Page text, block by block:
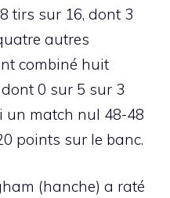
tirs sur 16, dont 3
autres
combiné huit
0 sur 5 sur 3
un match nul 48-48
points sur le banc.
(hanche) a raté